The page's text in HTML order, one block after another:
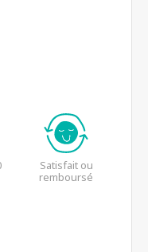
Satisfait ou
remboursé